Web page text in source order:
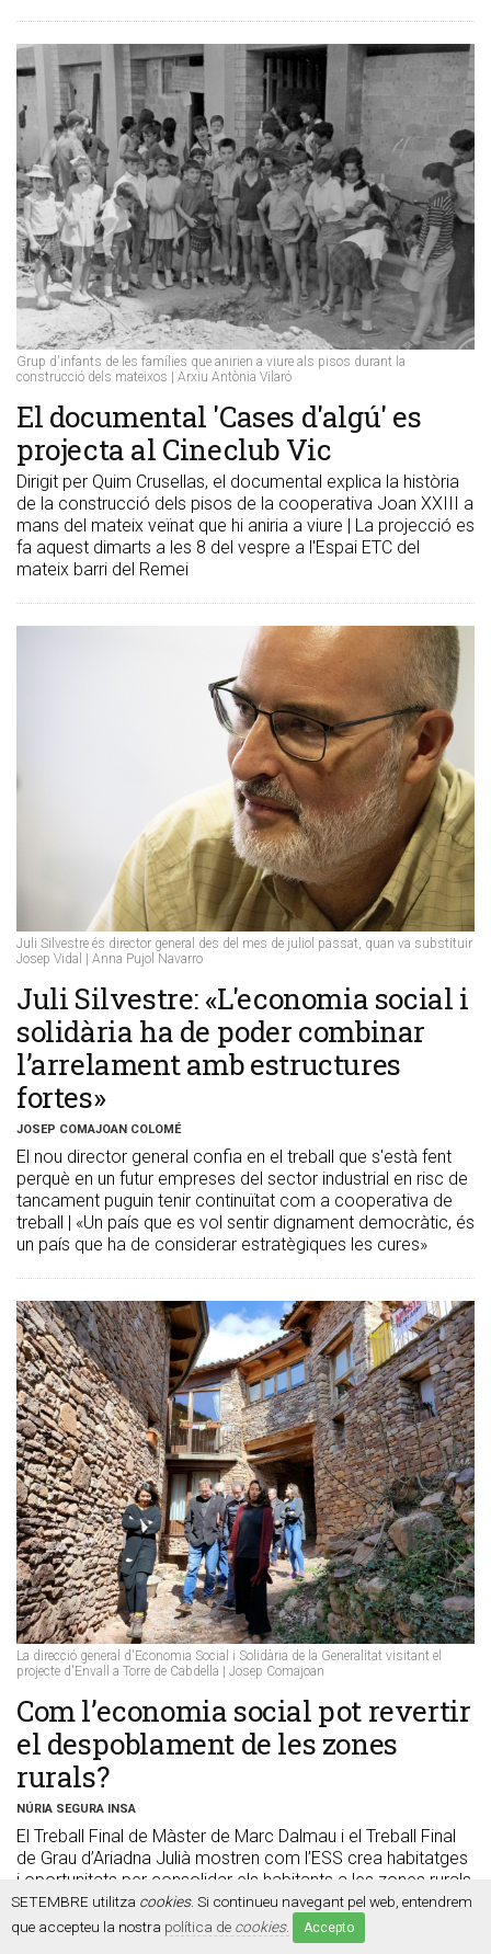
SETEMBRE utilitza cookies. Si continueu navegant pel web, entendrem
que accepteu la nostra política de cookies. Accepto
Grup d'infants de les famílies que anirien a viure als pisos durant la
construcció dels mateixos | Arxiu Antònia Vilaró
El documental 'Cases d'algú' es
projecta al Cineclub Vic
Dirigit per Quim Crusellas, el documental explica la història
de la construcció dels pisos de la cooperativa Joan XXIII a
mans del mateix veïnat que hi aniria a viure | La projecció es
fa aquest dimarts a les 8 del vespre a l'Espai ETC del
mateix barri del Remei
Juli Silvestre és director general des del mes de juliol passat, quan va substituir
Josep Vidal | Anna Pujol Navarro
Juli Silvestre: «L'economia social i
solidària ha de poder combinar
l’arrelament amb estructures
fortes»
JOSEP COMAJOAN COLOMÉ
El nou director general confia en el treball que s'està fent
perquè en un futur empreses del sector industrial en risc de
tancament puguin tenir continuïtat com a cooperativa de
treball | «Un país que es vol sentir dignament democràtic, és
un país que ha de considerar estratègiques les cures»
La direcció general d'Economia Social i Solidària de la Generalitat visitant el
projecte d'Envall a Torre de Cabdella | Josep Comajoan
Com l’economia social pot revertir
el despoblament de les zones
rurals?
NÚRIA SEGURA INSA
El Treball Final de Màster de Marc Dalmau i el Treball Final
de Grau d’Ariadna Julià mostren com l’ESS crea habitatges
i oportunitats per consolidar els habitants a les zones rurals
| Aquests treballs són els guanyadors de l’anterior edició
dels Premis d’Economia Social, on enguany es poden
inscriure recerques universitàries vinculades al